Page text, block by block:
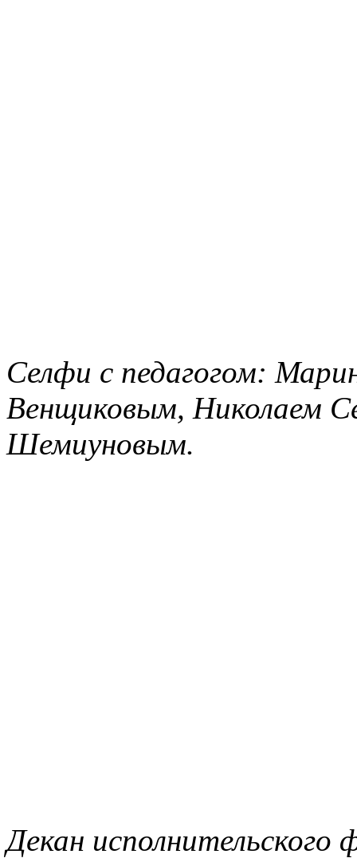
Селфи с педагогом:
Венщиковым, Николаем
Шемиуновым.
Декан